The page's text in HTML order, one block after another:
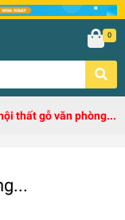
0
thất gỗ văn phòng...